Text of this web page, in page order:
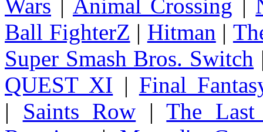
Wars | Animal Crossing |
Ball FighterZ | Hitman |
Super Smash Bros. Switch
QUEST XI | Final
| Saints Row |The